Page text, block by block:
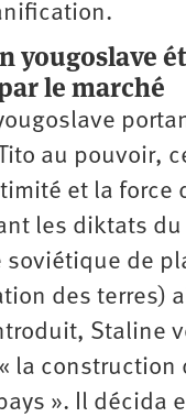
yougoslave
le marché
au pouvoir,
et la force
les diktats
soviétique de
des terres)
Staline
la construction
». Il décida